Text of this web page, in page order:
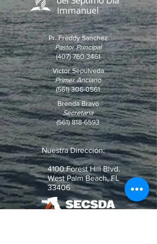
Immanuel
Pr. Freddy Sanchez
Pastor Principal
(407) 760-3461
Victor Sepulveda
Primer Anciano
(561) 306-0561
Brenda Bravo
Secretaria
(561) 818-6593
Nuestra Dirección:
4100 Forest Hill Blvd.
West Palm Beach, FL
33406